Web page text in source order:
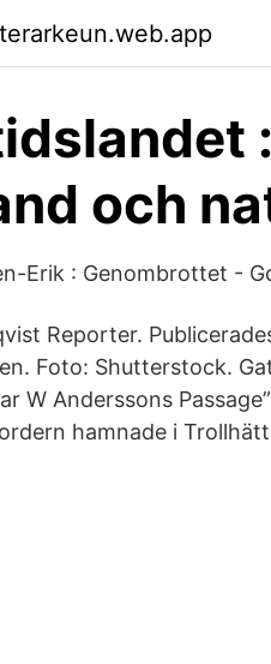
och
Erik : Genombrottet -
Reporter.
Foto: Shutterstock.
W Anderssons
hamnade i